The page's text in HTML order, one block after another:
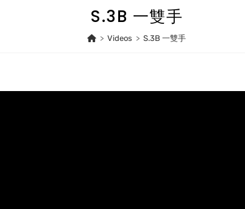
S.3B 一雙手
> Videos > S.3B 一雙手